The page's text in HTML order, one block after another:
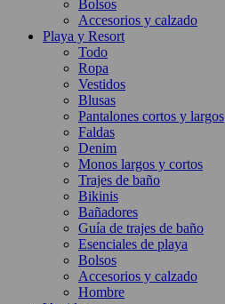
Bolsos
Accesorios y calzado
Playa y Resort
Todo
Ropa
Vestidos
Blusas
Pantalones cortos y largos
Faldas
Denim
Monos largos y cortos
Trajes de baño
Bikinis
Bañadores
Guía de trajes de baño
Esenciales de playa
Bolsos
Accesorios y calzado
Hombre